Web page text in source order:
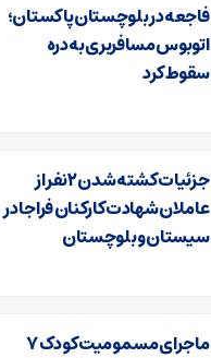
فاجعه در بلوچستان پاکستان؛
اتوبوس مسافربری به دره
سقوط کرد
جزئیات کشته شدن ۲ نفر از
عاملان شهادت کارکنان فراجا در
سیستان و بلوچستان
ماجرای مسمومیت کودک ۷